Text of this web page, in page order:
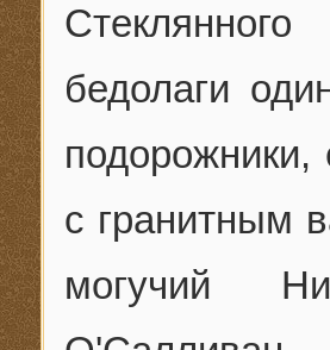
бедолаги
подорожники,
с гранитным
могучий